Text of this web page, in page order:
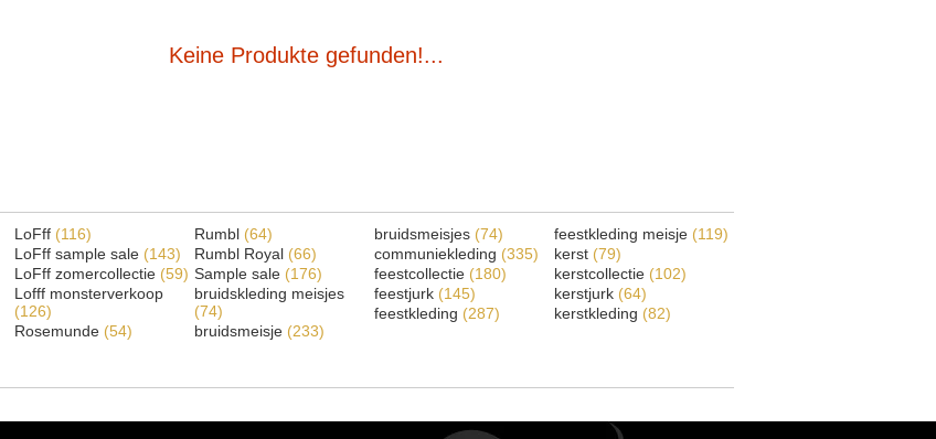
Keine Produkte gefunden!...
LoFff (116)
LoFff sample sale (143)
LoFff zomercollectie (59)
Lofff monsterverkoop
(126)
Rosemunde (54)
Rumbl (64)
Rumbl Royal (66)
Sample sale (176)
bruidskleding meisjes
(74)
bruidsmeisje (233)
bruidsmeisjes (74)
communiekleding (335)
feestcollectie (180)
feestjurk (145)
feestkleding (287)
feestkleding meisje (119)
kerst (79)
kerstcollectie (102)
kerstjurk (64)
kerstkleding (82)